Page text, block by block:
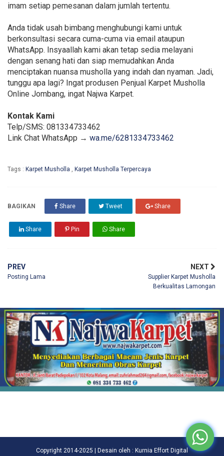
imam setiap pemesanan dalam jumlah tertentu.
Anda tidak usah bimbang menghubungi kami untuk
berkonsultasi secara cuma-cuma via email ataupun
WhatsApp. Insyaallah kami akan tetap sedia melayani
dengan senang hati dan siap memudahkan Anda
menciptakan nuansa musholla yang indah dan nyaman. Jadi,
tunggu apa lagi? Ingat produsen Penjual Karpet Musholla
Online Jombang, ingat Najwa Karpet.
Kontak Kami
Telp/SMS: 081334733462
Link Chat WhatsApp → wa.me/6281334733462
Tags : Karpet Musholla Karpet Musholla Terpercaya
BAGIKAN Share Tweet Share
Share Pin Share
PREV
Posting Lama
NEXT
Supplier Karpet Musholla
Berkualitas Lamongan
Copyright 2014-2025 | Desain oleh : Kurnia Effort Digital